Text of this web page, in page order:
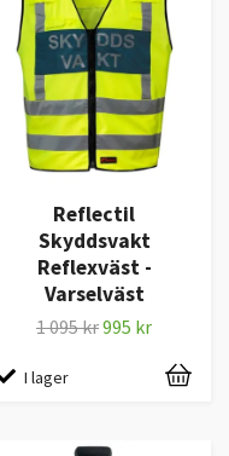
Reflectil
Skyddsvakt
Reflexväst -
Varselväst
1 095 kr995 kr
I lager